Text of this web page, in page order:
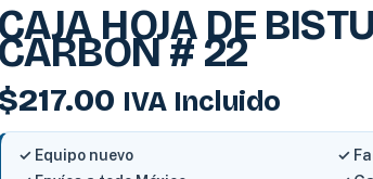
CAJA HOJA DE
CARBON # 22
217.00 IVA Incluido
✓ Equipo nuevo
✓